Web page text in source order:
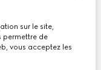
sur le site,
permettre de
vous acceptez les